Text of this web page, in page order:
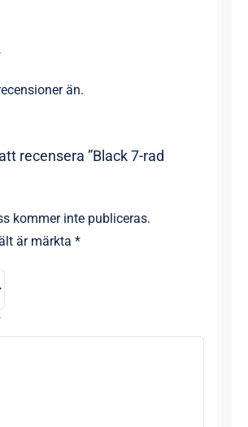
än.
recensera ”Black 7-rad
kommer inte publiceras.
är märkta *